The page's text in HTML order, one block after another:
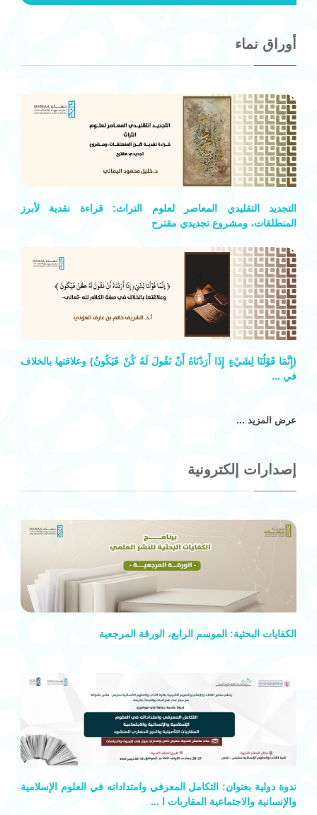
«مراجعات في الفكر العربي المعاصر»
«تاريخ الفكر الفلسفي الغربي: قراءة نقدية»
«دراسات صناعة البحث العلمي»
«ترجمات»
«تكوين»
«تجارب»
إصدارات نماء
أوراق نماء
التجديد التقليدي المعاصر لعلوم التراث: قراءة نقدية لأبرز
المنطلقات، ومشروع تجديدي مقترح
(إِنَّمَا قَوْلُنَا لِشَيْءٍ إِذَا أَرَدْنَاهُ أَنْ نَقُولَ لَهُ كُنْ فَيَكُونُ) وعلاقتها بالخلاف
في ...
عرض المزيد ...
إصدارات إلكترونية
الكفايات البحثية: الموسم الرابع، الورقة المرجعية
ندوة دولية بعنوان: التكامل المعرفي وامتداداته في العلوم الإسلامية
والإنسانية والاجتماعية المقاربات ا ...